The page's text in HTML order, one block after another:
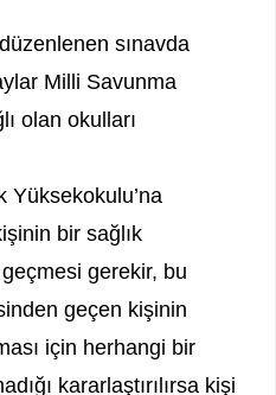
sınavda
Milli Savunma
olan okulları
Yüksekokulu’na
bir sağlık
gerekir, bu
geçen kişinin
için herhangi bir
kararlaştırılırsa kişi